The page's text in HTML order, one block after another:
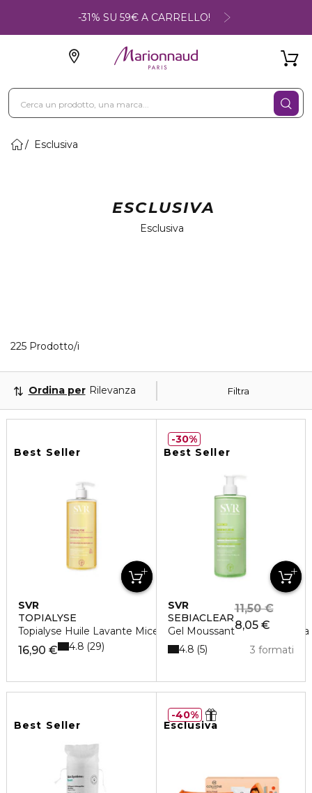
-31% SU 59€ A CARRELLO!
Esclusiva
ESCLUSIVA
Esclusiva
225 Prodotto/i
Filtra
Ordina per Rilevanza
Best Seller
SVR
TOPIALYSE
Topialyse Huile Lavante Micellaire-Formato Convenienza Da
16,90 € 4.8 29
Best Seller
SVR
SEBIACLEAR
Gel Moussant8,05 €
11,50 €
3 formati
4.8 5
30%
Best Seller Esclusiva
40%